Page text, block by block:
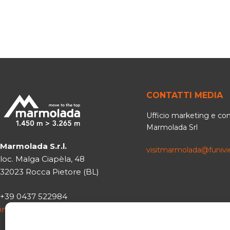
Marmolada S.r.l.
loc. Malga Ciapèla, 48
32023 Rocca Pietore (BL)
+39 0437 522984
info@funiviemarmolada.com
CONTATTI MEDIA
Ufficio marketing e
Marmolada Srl